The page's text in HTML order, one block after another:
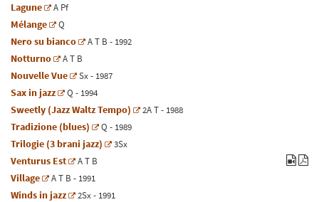
Lagune A Pf
Mélange Q
Nero su bianco AT B - 1992
Notturno AT B
Nouvelle Vue Sx- 1987
Sax in jazz Q - 1994
Sweetly (Jazz Waltz Tempo) 2AT- 1988
Tradizione (blues) Q - 1989
Trilogie (3 brani jazz) 3Sx
Venturus Est AT B
Village AT B - 1991
Winds in jazz 2Sx- 1991